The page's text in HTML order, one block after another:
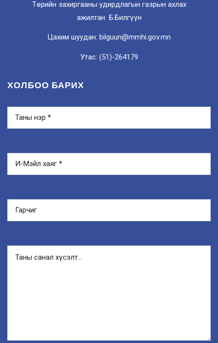
Төрийн захиргааны удирдлагын газрын ахлах
ажилтан Б.Билгүүн
Цахим шуудан: bilguun@mmhi.gov.mn
Утас: (51)-264179
ХОЛБОО БАРИХ